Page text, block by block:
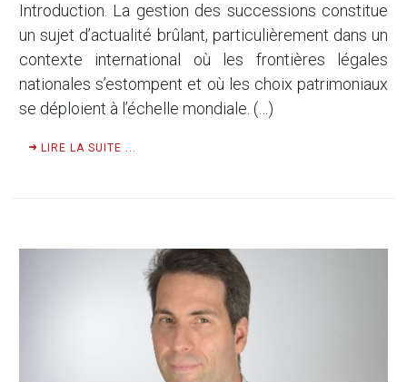
Introduction. La gestion des successions constitue
un sujet d’actualité brûlant, particulièrement dans un
contexte international où les frontières légales
nationales s’estompent et où les choix patrimoniaux
se déploient à l’échelle mondiale. (…)
LIRE LA SUITE ...